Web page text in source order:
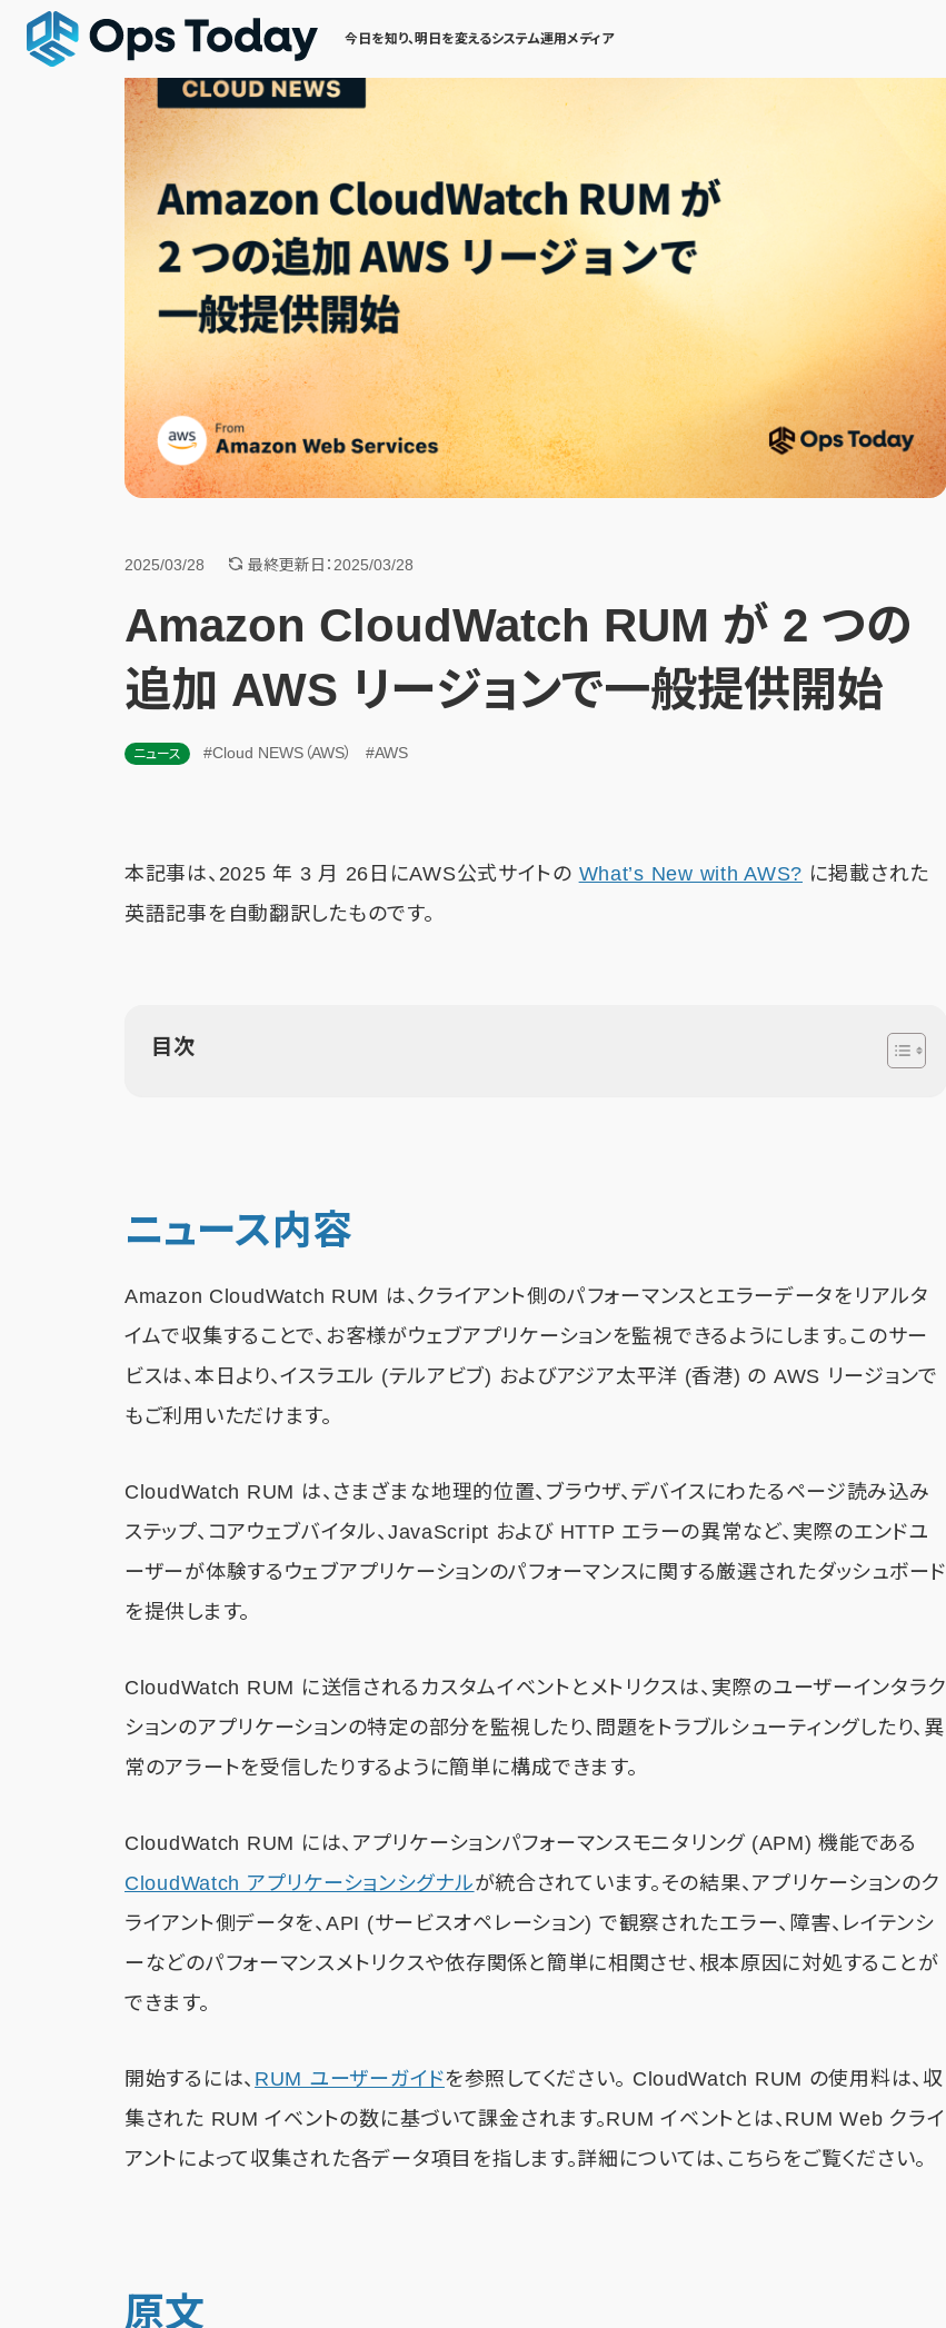
今日を知り、明日を変えるシステム運用メディア
2025/03/28 最終更新日：2025/03/28
Amazon CloudWatch RUM が 2 つの
追加 AWS リージョンで一般提供開始
ニュース #Cloud NEWS（AWS） #AWS
本記事は、2025 年 3 月 26日にAWS公式サイトの What’s New with AWS? に掲載された
英語記事を自動翻訳したものです。
目次
ニュース内容
Amazon CloudWatch RUM は、クライアント側のパフォーマンスとエラーデータをリアルタ
イムで収集することで、お客様がウェブアプリケーションを監視できるようにします。このサー
ビスは、本日より、イスラエル (テルアビブ) およびアジア太平洋 (香港) の AWS リージョンで
もご利用いただけます。
CloudWatch RUM は、さまざまな地理的位置、ブラウザ、デバイスにわたるページ読み込み
ステップ、コアウェブバイタル、JavaScript および HTTP エラーの異常など、実際のエンドユ
ーザーが体験するウェブアプリケーションのパフォーマンスに関する厳選されたダッシュボード
を提供します。
CloudWatch RUM に送信されるカスタムイベントとメトリクスは、実際のユーザーインタラク
ションのアプリケーションの特定の部分を監視したり、問題をトラブルシューティングしたり、異
常のアラートを受信したりするように簡単に構成できます。
CloudWatch RUM には、アプリケーションパフォーマンスモニタリング (APM) 機能である
CloudWatch アプリケーションシグナルが統合されています。その結果、アプリケーションのク
ライアント側データを、API (サービスオペレーション) で観察されたエラー、障害、レイテンシ
ーなどのパフォーマンスメトリクスや依存関係と簡単に相関させ、根本原因に対処することが
できます。
開始するには、 RUM ユーザーガイドを参照してください。 CloudWatch RUM の使用料は、収
集された RUM イベントの数に基づいて課金されます。RUM イベントとは、RUM Web クライ
アントによって収集された各データ項目を指します。詳細については、こちらをご覧ください。
原文